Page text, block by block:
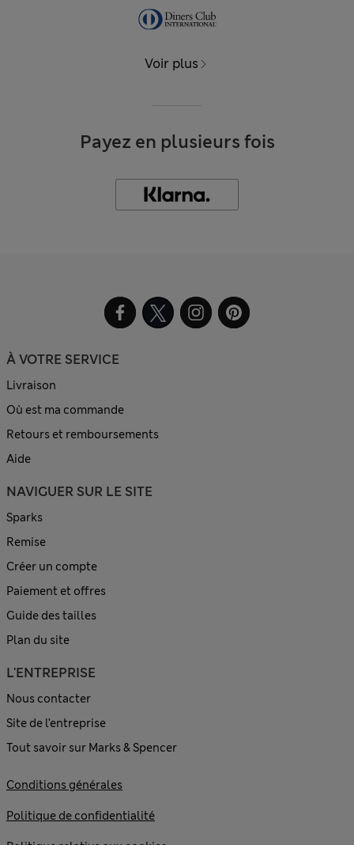
Voir plus
Payez en plusieurs fois
À VOTRE SERVICE
Livraison
Où est ma commande
Retours et remboursements
Aide
NAVIGUER SUR LE SITE
Sparks
Remise
Créer un compte
Paiement et offres
Guide des tailles
Plan du site
L'ENTREPRISE
Nous contacter
Site de l’entreprise
Tout savoir sur Marks & Spencer
Conditions générales
Politique de confidentialité